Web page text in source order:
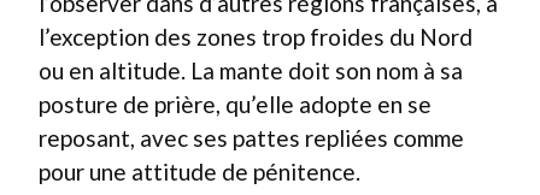
l’exception des zones trop froides du Nord
ou en altitude. La mante doit son nom à sa
posture de prière, qu’elle adopte en se
reposant, avec ses pattes repliées comme
pour une attitude de pénitence.